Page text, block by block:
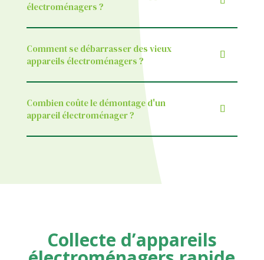
électroménagers ?
Comment se débarrasser des vieux
appareils électroménagers ?
Combien coûte le démontage d'un
appareil électroménager ?
Collecte d’appareils